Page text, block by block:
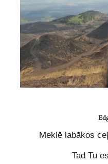
Meklē labākos
Tad Tu